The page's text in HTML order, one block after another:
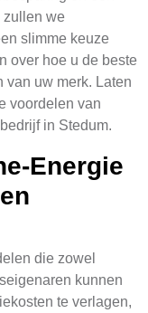
zullen we
slimme keuze
over hoe u de beste
van uw merk. Laten
voordelen van
in Stedum.
Energie
die zowel
kunnen
te verlagen,